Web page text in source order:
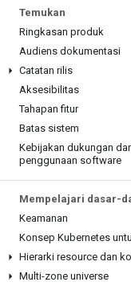
Temukan
Ringkasan produk
Audiens dokumentasi
Catatan rilis
Aksesibilitas
Tahapan fitur
Batas sistem
Kebijakan dukungan
penggunaan software
Mempelajari dasar-
Keamanan
Konsep Kubernetes
Hierarki resource dan
Multi-zone universe